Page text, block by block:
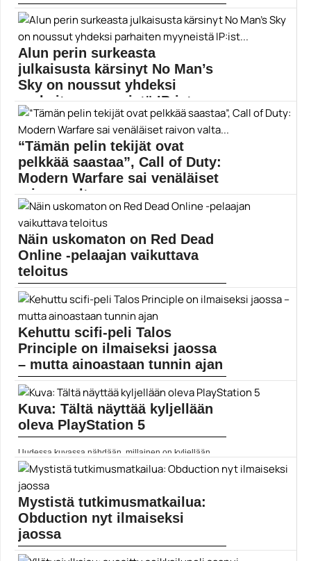
Perinteisesti mekaanisen pelinäppäimistön ostaja on
joutunut tyytymään ostohetkellä...
Logitech G Pro X
Alun perin surkeasta
julkaisusta kärsinyt No Man’s
Sky on noussut yhdeksi
parhaiten myyneistä IP:ist...
No Man’s Skyn vuonna 2016 tapahtunut julkaisu oli...
No Man's Sky
“Tämän pelin tekijät ovat
pelkkää saastaa”, Call of Duty:
Modern Warfare sai venäläiset
raivon valta...
Call of Duty: Modern Warfare on aiheuttanut
Venäjällä...
Call of Duty: Modern Warfare
Näin uskomaton on Red Dead
Online -pelaajan vaikuttava
teloitus
Eräs Red Dead Onlinen pelaaja on onnistunut
Pelit
Kehuttu scifi-peli Talos
Principle on ilmaiseksi jaossa
– mutta ainoastaan tunnin ajan
Epic Games Store tarjoaa parhaillaan ilmaiseksi Talos
Principle...
epic games store
Kuva: Tältä näyttää kyljellään
oleva PlayStation 5
Uudessa kuvassa nähdään, millainen on kyljellään
lepäävä PlayStation...
Pelit
Mystistä tutkimusmatkailua:
Obduction nyt ilmaiseksi
jaossa